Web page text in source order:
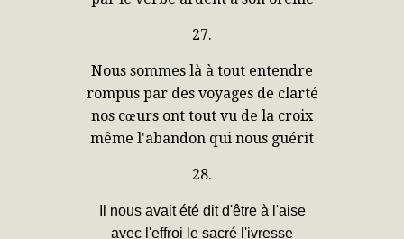
27.
Nous sommes là à tout entendre
rompus par des voyages de clarté
nos cœurs ont tout vu de la croix
même l'abandon qui nous guérit
28.
Il nous avait été dit d'être à l'aise
avec l'effroi le sacré l'ivresse